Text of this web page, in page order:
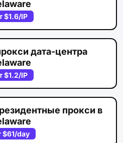
$1.6/IP
дата-центра
$1.2/IP
прокси в
$61/day